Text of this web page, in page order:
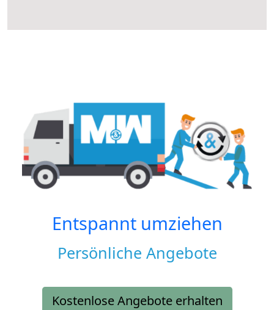
Entspannt umziehen
Persönliche Angebote
Kostenlose Angebote erhalten